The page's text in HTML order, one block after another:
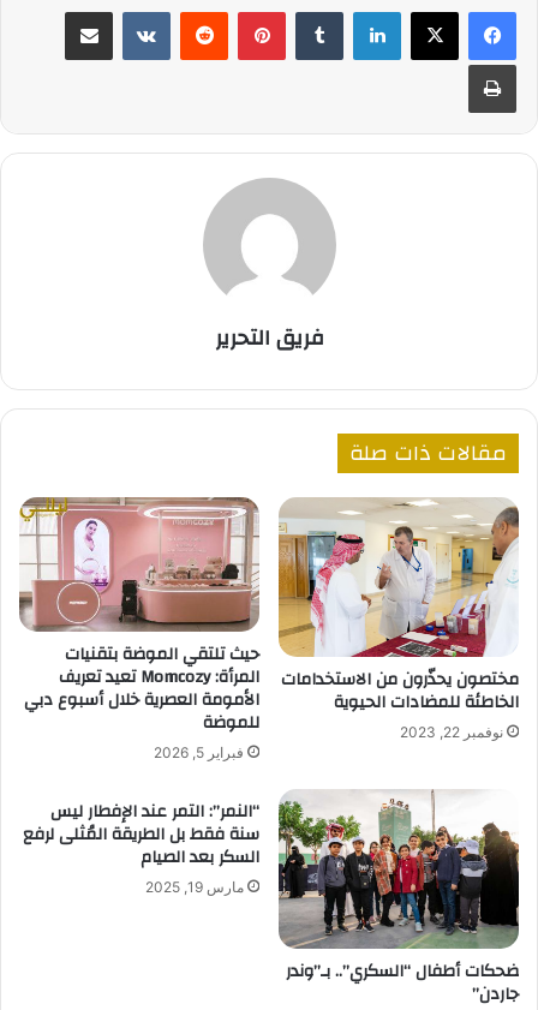
لينكدإن بينتيريست مشاركة عبر البريد
طباعة
فريق التحرير
مقالات ذات صلة
مختصون يحذّرون من الاستخدامات
الخاطئة للمضادات الحيوية
نوفمبر 22, 2023
حيث تلتقي الموضة بتقنيات
المرأة: Momcozy تعيد تعريف
الأمومة العصرية خلال أسبوع دبي
للموضة
فبراير 5, 2026
ضحكات أطفال “السكري”.. بـ”وندر
جاردن”
“النمر”: التمر عند الإفطار ليس
سنة فقط بل الطريقة المُثلى لرفع
السكر بعد الصيام
مارس 19, 2025